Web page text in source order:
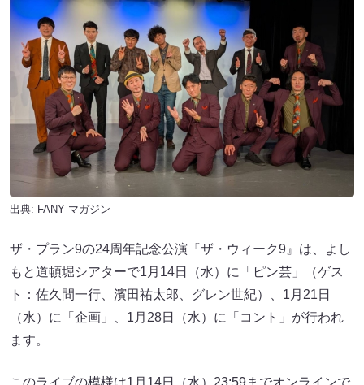
出典: FANY マガジン
ザ・プラン9の24周年記念公演『ザ・ウィーク9』は、よし
もと道頓堀シアターで1月14日（水）に「ピン芸」（ゲス
ト：佐久間一行、濱田祐太郎、グレン世紀）、1月21日
（水）に「企画」、1月28日（水）に「コント」が行われ
ます。
このライブの模様は1月14日（水）23:59までオンラインで